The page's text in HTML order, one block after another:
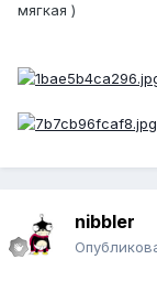
мягкая )
nibbler